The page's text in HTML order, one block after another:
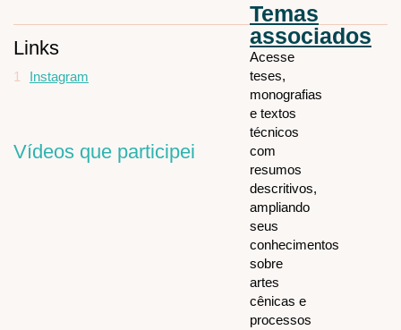
Temas
associados
Acesse
teses,
monografias
e textos
técnicos
com
resumos
descritivos,
ampliando
seus
conhecimentos
sobre
artes
cênicas e
processos
Links
1 Instagram
Vídeos que participei